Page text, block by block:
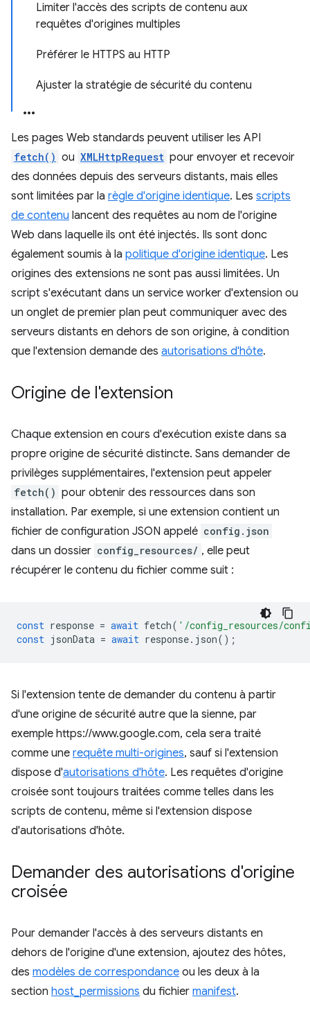
Limiter l'accès des scripts de contenu aux
requêtes d'origines multiples
Préférer le HTTPS au HTTP
Ajuster la stratégie de sécurité du contenu
Les pages Web standards peuvent utiliser les API
fetch() ou XMLHttpRequest pour envoyer et recevoir
des données depuis des serveurs distants, mais elles
sont limitées par la règle d'origine identique. Les scripts
de contenu lancent des requêtes au nom de l'origine
Web dans laquelle ils ont été injectés. Ils sont donc
également soumis à la politique d'origine identique. Les
origines des extensions ne sont pas aussi limitées. Un
script s'exécutant dans un service worker d'extension ou
un onglet de premier plan peut communiquer avec des
serveurs distants en dehors de son origine, à condition
que l'extension demande des autorisations d'hôte.
Origine de l'extension
Chaque extension en cours d'exécution existe dans sa
propre origine de sécurité distincte. Sans demander de
privilèges supplémentaires, l'extension peut appeler
fetch() pour obtenir des ressources dans son
installation. Par exemple, si une extension contient un
fichier de configuration JSON appelé config.json
dans un dossier config_resources/ , elle peut
récupérer le contenu du fichier comme suit :
const response = await fetch( '/config_resources/
const jsonData = await response. json();
Si l'extension tente de demander du contenu à partir
d'une origine de sécurité autre que la sienne, par
exemple https://www.google.com, cela sera traité
comme une requête multi-origines, sauf si l'extension
dispose d'autorisations d'hôte. Les requêtes d'origine
croisée sont toujours traitées comme telles dans les
scripts de contenu, même si l'extension dispose
d'autorisations d'hôte.
Demander des autorisations d'origine
croisée
Pour demander l'accès à des serveurs distants en
dehors de l'origine d'une extension, ajoutez des hôtes,
des modèles de correspondance ou les deux à la
section host_permissions du fichier manifest.